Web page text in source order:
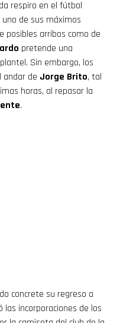
respiro en el fútbol
de sus máximos
posibles arribos como de
pretende una
Sin embargo, los
andar de Jorge Brito, tal
horas, al repasar la
.
concrete su regreso a
las incorporaciones de los